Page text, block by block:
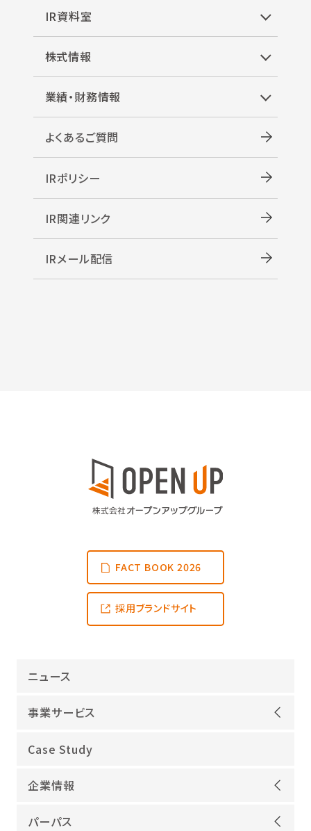
IR資料室
株式情報
業績・財務情報
よくあるご質問
IRポリシー
IR関連リンク
IRメール配信
FACT BOOK 2026
採用ブランドサイト
ニュース
事業サービス
オープンアップグループが選ばれる理由
ITインフラ
IT開発
Case Study
企業情報
ごあいさつ
パーパス